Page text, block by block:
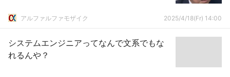
アルファルファモザイク 2025/4/18(Fr) 14:00
システムエンジニアってなんで文系でもな
れるんや？